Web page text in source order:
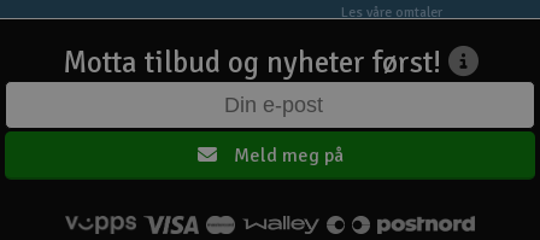
Les våre omtaler
Motta tilbud og nyheter først!
Meld meg på